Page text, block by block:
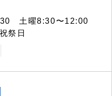
土曜8:30〜12:00
祭日